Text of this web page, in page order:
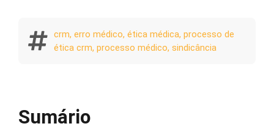
crm, erro médico, ética médica, processo de
ética crm, processo médico, sindicância
Sumário